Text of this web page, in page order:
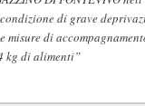
di grave
misure di
kg di alimenti”